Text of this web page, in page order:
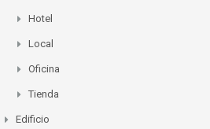
Hotel
Local
Oficina
Tienda
Edificio